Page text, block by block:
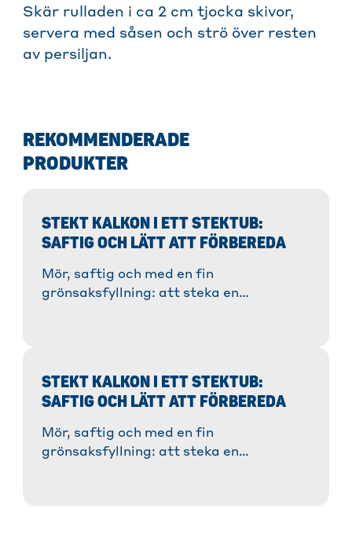
Skär rulladen i ca 2 cm tjocka skivor,
servera med såsen och strö över resten
av persiljan.
REKOMMENDERADE
PRODUKTER
STEKT KALKON I ETT STEKTUB:
SAFTIG OCH LÄTT ATT FÖRBEREDA
Mör, saftig och med en fin
grönsaksfyllning: att steka en
STEKT KALKON I ETT STEKTUB:
SAFTIG OCH LÄTT ATT FÖRBEREDA
Mör, saftig och med en fin
grönsaksfyllning: att steka en